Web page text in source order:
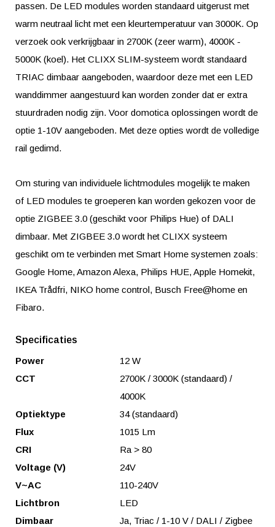
passen. De LED modules worden standaard uitgerust met
warm neutraal licht met een kleurtemperatuur van 3000K. Op
verzoek ook verkrijgbaar in 2700K (zeer warm), 4000K -
5000K (koel). Het CLIXX SLIM-systeem wordt standaard
TRIAC dimbaar aangeboden, waardoor deze met een LED
wanddimmer aangestuurd kan worden zonder dat er extra
stuurdraden nodig zijn. Voor domotica oplossingen wordt de
optie 1-10V aangeboden. Met deze opties wordt de volledige
rail gedimd.
Om sturing van individuele lichtmodules mogelijk te maken
of LED modules te groeperen kan worden gekozen voor de
optie ZIGBEE 3.0 (geschikt voor Philips Hue) of DALI
dimbaar. Met ZIGBEE 3.0 wordt het CLIXX systeem
geschikt om te verbinden met Smart Home systemen zoals:
Google Home, Amazon Alexa, Philips HUE, Apple Homekit,
IKEA Trådfri, NIKO home control, Busch Free@home en
Fibaro.
Specificaties
Power
12 W
CCT
2700K / 3000K (standaard) /
4000K
Optiektype
34 (standaard)
Flux
1015 Lm
CRI
Ra > 80
Voltage (V)
24V
V~AC
110-240V
Lichtbron
LED
Dimbaar
Ja, Triac / 1-10 V / DALI / Zigbee